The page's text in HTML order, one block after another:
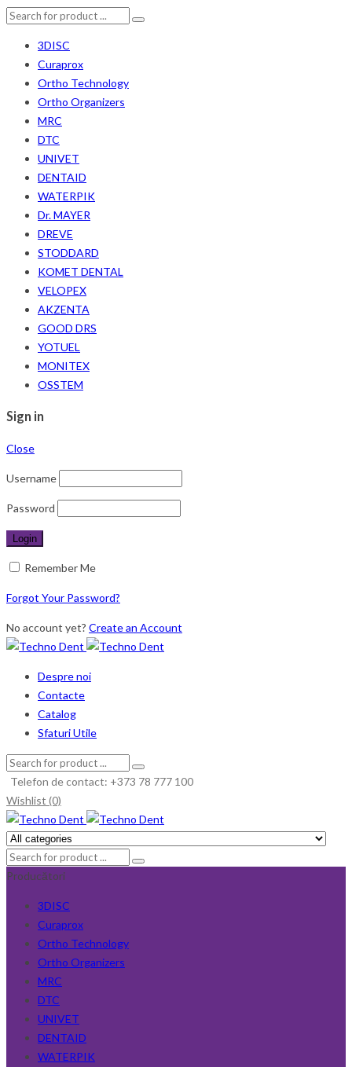
3DISC
Curaprox
Ortho Technology
Ortho Organizers
MRC
DTC
UNIVET
DENTAID
WATERPIK
Dr. MAYER
DREVE
STODDARD
KOMET DENTAL
VELOPEX
AKZENTA
GOOD DRS
YOTUEL
MONITEX
OSSTEM
Sign in
Close
Username
Password
Remember Me
Forgot Your Password?
No account yet? Create an Account
Despre noi
Contacte
Catalog
Sfaturi Utile
Telefon de contact: +373 78 777 100
Wishlist (0)
Producători
3DISC
Curaprox
Ortho Technology
Ortho Organizers
MRC
DTC
UNIVET
DENTAID
WATERPIK